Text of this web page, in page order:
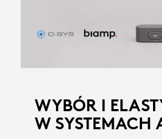
WYBÓR I
W SYSTEMACH